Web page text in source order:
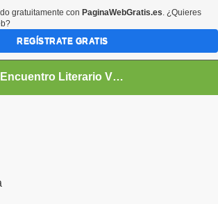
Encuentro Literario Virtual
gratuitamente con PaginaWebGratis.es. ¿Quieres
REGÍSTRATE GRATIS